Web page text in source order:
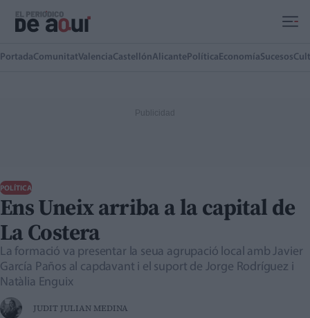
PortadaComunitatValenciaCastellónAlicante Política EconomíaSucesos
POLÍTICA
Ens Uneix arriba a la capital de
La Costera
La formació va presentar la seua agrupació local amb Javier
García Paños al capdavant i el suport de Jorge Rodríguez i
Natàlia Enguix
JUDIT JULIAN MEDINA